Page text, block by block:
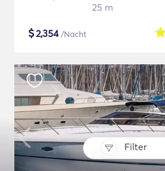
Filter
25 m
$2,354/Nacht